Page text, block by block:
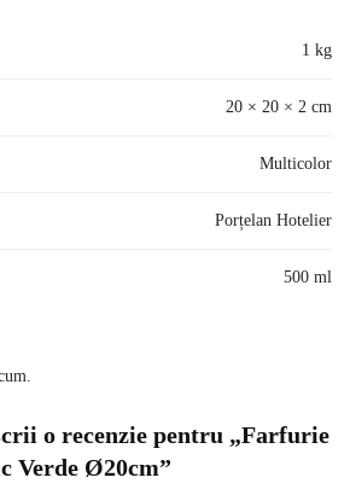
1 kg
20 × 20 × 2 cm
Multicolor
Porțelan Hotelier
500 ml
o recenzie pentru „Farfurie
Verde Ø20cm”